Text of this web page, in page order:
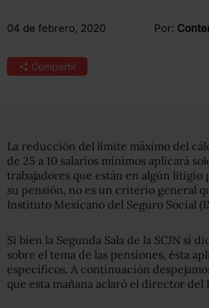
04 de febrero, 2020 Por:
Compartir
La reducción del límite máximo del
de 25 a 10 salarios mínimos aplicará
trabajadores que están en algún litigio
su pensión, no es un criterio general
Instituto Mexicano del Seguro Social
Si bien la Segunda Sala de la SCJN sí
sobre el tema de las pensiones, ésta
específicos. A continuación
que esta mañana aclaró el director del